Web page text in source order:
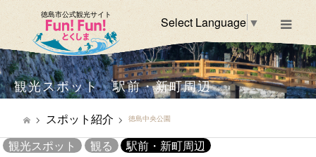
徳島市公式観光サイト Select Language ▼
観光スポット 駅前・新町周辺
スポット紹介 徳島中央公園
観光スポット 観る 駅前・新町周辺